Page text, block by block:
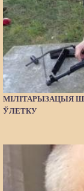
МІЛІТАРЫЗАЦЫЯ
ЎЛЕТКУ